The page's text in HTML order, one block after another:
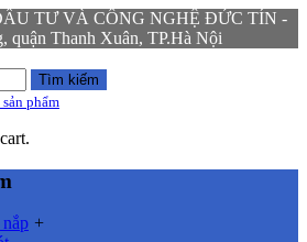
TƯ VÀ CÔNG NGHỆ ĐỨC TÍN -
quận Thanh Xuân, TP.Hà Nội
Tìm kiếm
phẩm
+